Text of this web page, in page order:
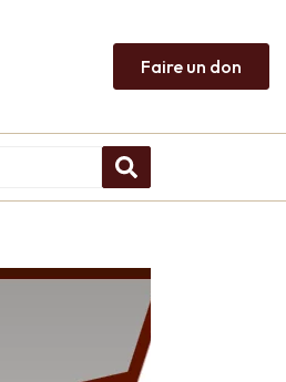
Faire un don